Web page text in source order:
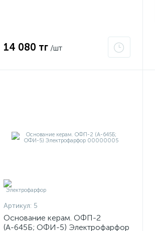
14 080 тг /шт
Артикул: 5
Основание керам. ОФП-2
(А-645Б; ОФИ-5) Электрофарфор